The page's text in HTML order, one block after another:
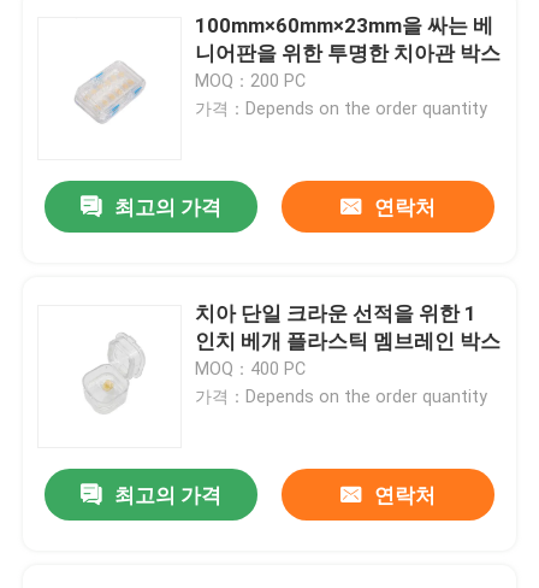
홈
100mm×60mm×23mm을 싸는 베
니어판을 위한 투명한 치아관 박스
MOQ：200 PC
가격：Depends on the order quantity
최고의 가격 연락처
치아 단일 크라운 선적을 위한 1
인치 베개 플라스틱 멤브레인 박스
MOQ：400 PC
가격：Depends on the order quantity
최고의 가격 연락처